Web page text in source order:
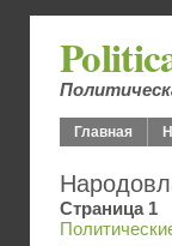
Главная
Страница 1